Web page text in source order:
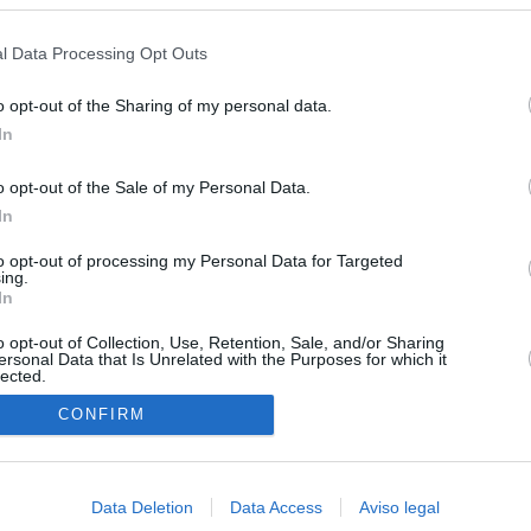
Data Processing Opt Outs
opt-out of the Sharing of my personal data.
opt-out of the Sale of my Personal Data.
opt-out of processing my Personal Data for Targeted
opt-out of Collection, Use, Retention, Sale, and/or Sharing
Data that Is Unrelated with the Purposes for which it
CONFIRM
Data Deletion Data Access Aviso legal
de Ceuta
contra las comunidades que no acojan a los menores
sobre el PP por la acogida de los menores de Ceuta en las
Compromís denuncia a Figaredo ante la Fiscalía del Supremo
y ADN: dentro de la oficina que busca a los desaparecidos de